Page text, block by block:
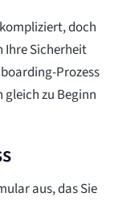
doch
Ihre Sicherheit
Prozess
gleich zu Beginn
aus, das Sie